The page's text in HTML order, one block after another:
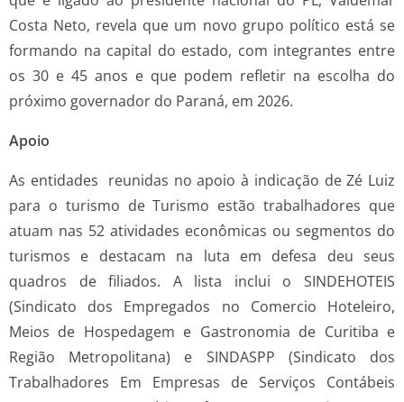
Costa Neto, revela que um novo grupo político está se
formando na capital do estado, com integrantes entre
os 30 e 45 anos e que podem refletir na escolha do
próximo governador do Paraná, em 2026.
Apoio
As entidades reunidas no apoio à indicação de Zé Luiz
para o turismo de Turismo estão trabalhadores que
atuam nas 52 atividades econômicas ou segmentos do
turismos e destacam na luta em defesa deu seus
quadros de filiados. A lista inclui o SINDEHOTEIS
(Sindicato dos Empregados no Comercio Hoteleiro,
Meios de Hospedagem e Gastronomia de Curitiba e
Região Metropolitana) e SINDASPP (Sindicato dos
Trabalhadores Em Empresas de Serviços Contábeis